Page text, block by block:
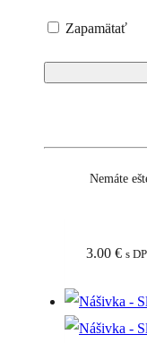
3.00 € s
Zapamätať
Nemáte